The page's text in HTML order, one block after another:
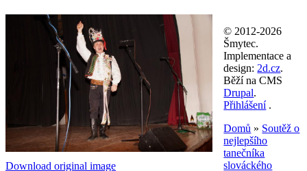
Download original image
© 2012-2026
Šmytec.
Implementace a
design: 2d.cz.
Běží na CMS
Drupal.
Přihlášení.
Jste zde
Domů » Soutěž o
nejlepšího
tanečníka
slováckého